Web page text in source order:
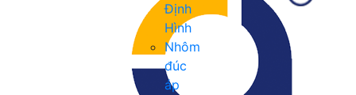
Định
Hình
Nhôm
đúc
áp